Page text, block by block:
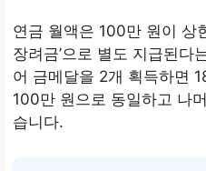
연금 월액은 100만 원이 상
장려금’으로 별도 지급된다
어 금메달을 2개 획득하면
100만 원으로 동일하고 나
습니다.